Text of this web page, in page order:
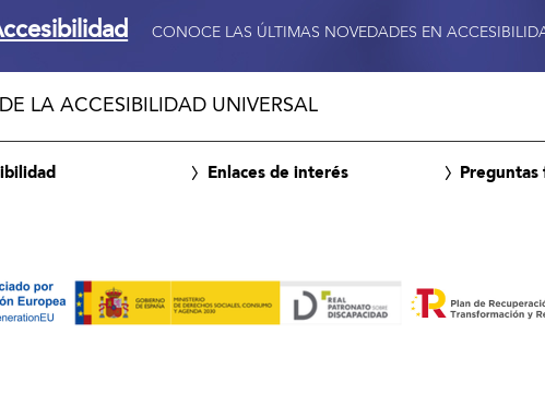
CONOCE LAS ÚLTIMAS NOVEDADES EN
LA ACCESIBILIDAD UNIVERSAL
Enlaces de interés